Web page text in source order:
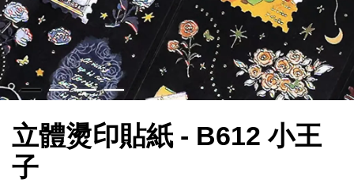
立體燙印貼紙 - B612 小王
子